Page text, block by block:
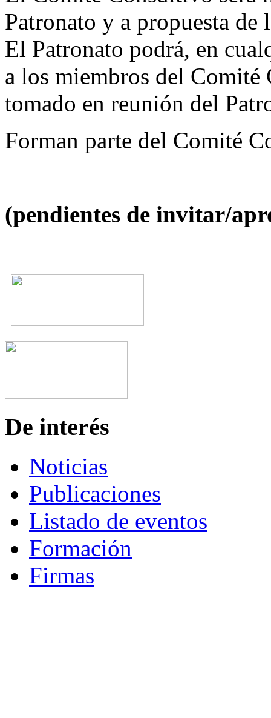
Patronato y a propuesta de
El Patronato podrá, en
a los miembros del
tomado en reunión del
Forman parte del Comité
(pendientes de invitar/
De interés
Noticias
Publicaciones
Listado de eventos
Formación
Firmas